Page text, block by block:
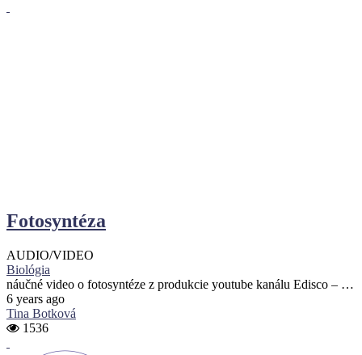
Fotosyntéza
AUDIO/VIDEO
Biológia
náučné video o fotosyntéze z produkcie youtube kanálu Edisco – …
6 years ago
Tina Botková
1536